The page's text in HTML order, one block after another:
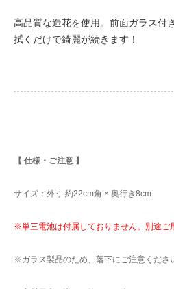
高品質な造花を使用。前面ガラス付
拭くだけで綺麗が続きます！
【 仕様・ご注意 】
サイズ：外寸 約22cm角 × 奥行き8cm
※単三電池は付属しておりません。別途ご
※ガラス製品のため、落下にご注意くださ